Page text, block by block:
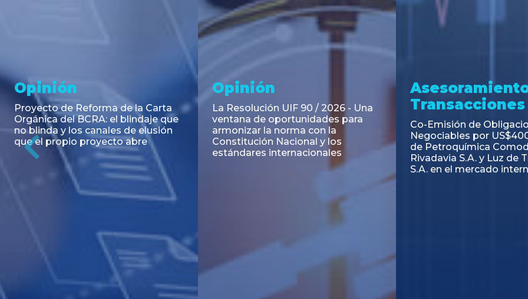
Noticia
RESOLUCIÓN 271/2026 de la
SECRETARIA DE COORDINACIÓN
DE PRODUCCIÓN: Actualización y
unificación de las advertencias
obligatorias en la publicidad de
juegos y apuestas en...
Asesoramiento y
Transacciones
Emisión de Obligaciones
Negociables Clase E de Central
Puerto S.A. por un Valor Nominal
de U$S 98.897.303
Transacciones
PAGBAM asesoró a
autorización para la
de los Certificados de
del Fideicomiso
Inmobiliario "Espacio
Previous